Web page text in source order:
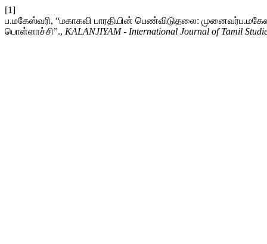
[1]
ப.மகேஸ்வரி, “மகாகவி பாரதியின் பெண்விடுதலை:
பொள்ளாச்சி”., KALANJIYAM - International Journal of Tamil